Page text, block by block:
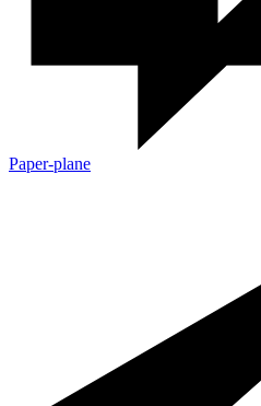
Paper-plane